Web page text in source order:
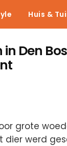
Huis &
Den
grote
dier werd